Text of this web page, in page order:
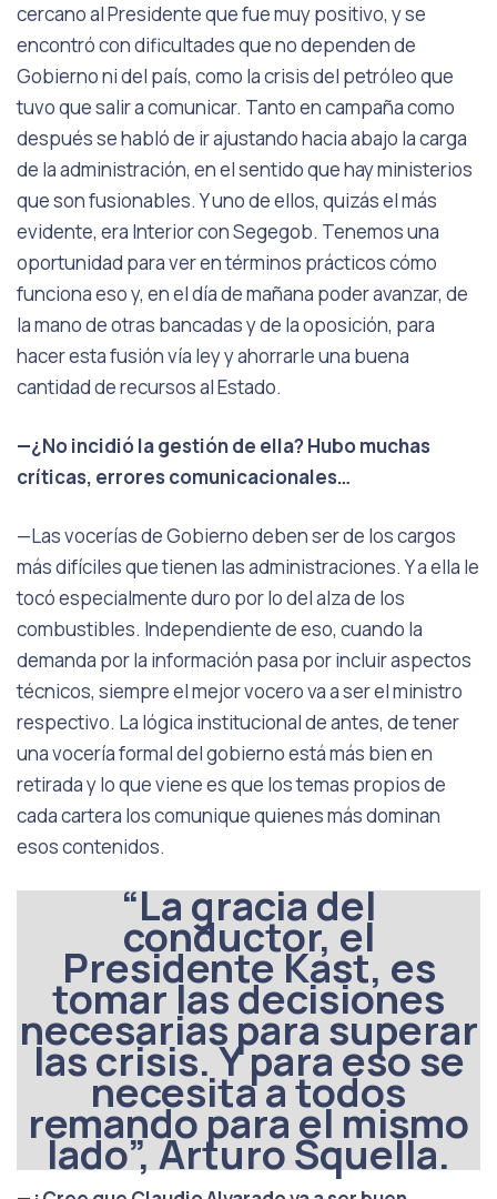
cercano al Presidente que fue muy positivo, y se
encontró con dificultades que no dependen de
Gobierno ni del país, como la crisis del petróleo que
tuvo que salir a comunicar. Tanto en campaña como
después se habló de ir ajustando hacia abajo la carga
de la administración, en el sentido que hay ministerios
que son fusionables. Y uno de ellos, quizás el más
evidente, era Interior con Segegob. Tenemos una
oportunidad para ver en términos prácticos cómo
funciona eso y, en el día de mañana poder avanzar, de
la mano de otras bancadas y de la oposición, para
hacer esta fusión vía ley y ahorrarle una buena
cantidad de recursos al Estado.
—¿No incidió la gestión de ella? Hubo muchas
críticas, errores comunicacionales…
—Las vocerías de Gobierno deben ser de los cargos
más difíciles que tienen las administraciones. Y a ella le
tocó especialmente duro por lo del alza de los
combustibles. Independiente de eso, cuando la
demanda por la información pasa por incluir aspectos
técnicos, siempre el mejor vocero va a ser el ministro
respectivo. La lógica institucional de antes, de tener
una vocería formal del gobierno está más bien en
retirada y lo que viene es que los temas propios de
cada cartera los comunique quienes más dominan
esos contenidos.
“La gracia del
conductor, el
Presidente Kast, es
tomar las decisiones
necesarias para superar
las crisis. Y para eso se
necesita a todos
remando para el mismo
lado”, Arturo Squella.